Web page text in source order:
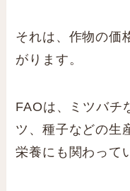
それは、作物の価
がります。
FAOは、ミツバチ
ツ、種子などの生
栄養にも関わって